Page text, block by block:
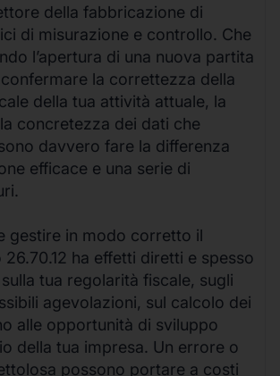
della fabbricazione di
di misurazione e controllo. Che
l’apertura di una nuova partita
la correttezza della
della tua attività attuale, la
concretezza dei dati che
davvero fare la differenza
efficace e una serie di
gestire in modo corretto il
ha effetti diretti e spesso
tua regolarità fiscale, sugli
agevolazioni, sul calcolo dei
alle opportunità di sviluppo
della tua impresa. Un errore o
possono portare a costi